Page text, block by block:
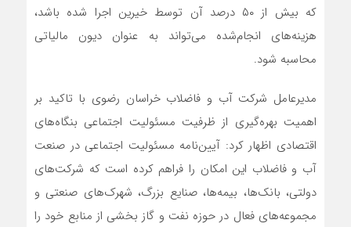
که بیش از ۵۰ درصد آن توسط خیرین اجرا شده باشد،
هزینه‌های انجام‌شده می‌تواند به عنوان دیون مالیاتی
محاسبه شود.
مدیرعامل شرکت آب و فاضلاب خراسان رضوی با تاکید بر
اهمیت بهره‌گیری از ظرفیت مسئولیت اجتماعی بنگاه‌های
اقتصادی اظهار کرد: آیین‌نامه مسئولیت اجتماعی در صنعت
آب و فاضلاب این امکان را فراهم کرده است که شرکت‌های
دولتی، بانک‌ها، بیمه‌ها، صنایع بزرگ، شهرک‌های صنعتی و
مجموعه‌های فعال در حوزه نفت و گاز بخشی از منابع خود را